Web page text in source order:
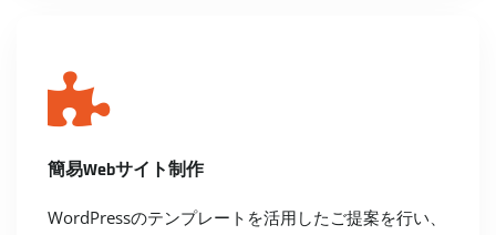
簡易Webサイト制作
WordPressのテンプレートを活用したご提案を行い、